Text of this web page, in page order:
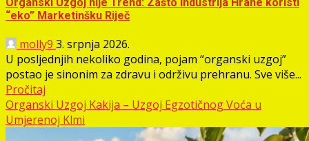
“eko” Marketinšku Riječ
molly9 3. srpnja 2026.
U posljednjih nekoliko godina, pojam “organski uzgoj”
postao je sinonim za zdravu i održivu prehranu. Sve više...
Pročitaj
Organski Uzgoj Kakija – Uzgoj Egzotičnog Voća u
Umjerenoj Klmi